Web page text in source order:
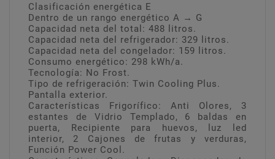
Clasificación energética E
Dentro de un rango energético A → G
Capacidad neta del total: 488 litros.
Capacidad neta del refrigerador: 329 litros.
Capacidad neta del congelador: 159 litros.
Consumo energético: 298 kWh/a.
Tecnología: No Frost.
Tipo de refrigeración: Twin Cooling Plus.
Pantalla exterior.
Características Frigorífico: Anti Olores, 3
estantes de Vidrio Templado, 6 baldas en
puerta, Recipiente para huevos, luz led
interior, 2 Cajones de frutas y verduras,
Función Power Cool.